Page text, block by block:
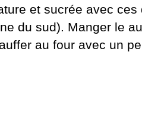
et sucrée avec
du sud). Manger le
au four avec un